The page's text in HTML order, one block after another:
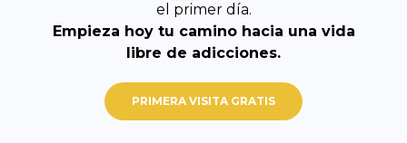
el primer día.
Empieza hoy tu camino hacia una vida
libre de adicciones.
PRIMERA VISITA GRATIS